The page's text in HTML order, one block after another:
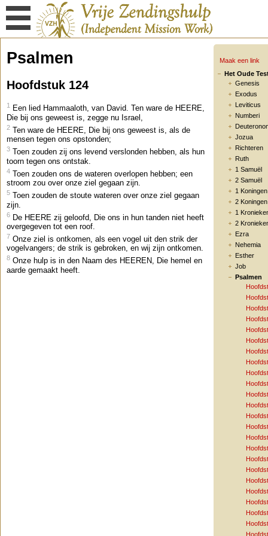
Maak een link
Het Oude
Genesis
Exodus
Leviticus
Numberi
Jozua
Richteren
Ruth
1 Samuël
2 Samuël
1 Koningen
2 Koningen
1
2
Ezra
Nehemia
Esther
Job
Psalmen
Psalmen
Hoofdstuk 124
1
Een lied Hammaaloth, van David. Ten ware de HEERE,
Die bij ons geweest is, zegge nu Israel,
2 Ten ware de HEERE, Die bij ons geweest is, als de
mensen tegen ons opstonden;
3 Toen zouden zij ons levend verslonden hebben, als hun
toorn tegen ons ontstak.
4 Toen zouden ons de wateren overlopen hebben; een
stroom zou over onze ziel gegaan zijn.
5 Toen zouden de stoute wateren over onze ziel gegaan
zijn.
6 De HEERE zij geloofd, Die ons in hun tanden niet heeft
overgegeven tot een roof.
7 Onze ziel is ontkomen, als een vogel uit den strik der
vogelvangers; de strik is gebroken, en wij zijn ontkomen.
8 Onze hulp is in den Naam des HEEREN, Die hemel en
aarde gemaakt heeft.